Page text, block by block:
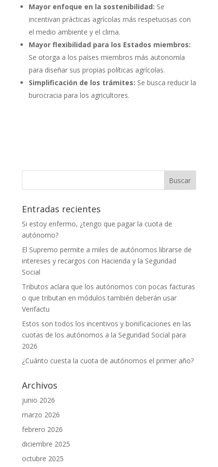
Mayor enfoque en la sostenibilidad: Se
incentivan prácticas agrícolas más respetuosas con
el medio ambiente y el clima.
Mayor flexibilidad para los Estados miembros:
Se otorga a los países miembros más autonomía
para diseñar sus propias políticas agrícolas.
Simplificación de los trámites: Se busca reducir la
burocracia para los agricultores.
Entradas recientes
Si estoy enfermo, ¿tengo que pagar la cuota de
autónomo?
El Supremo permite a miles de autónomos librarse de
intereses y recargos con Hacienda y la Seguridad
Social
Tributos aclara que los autónomos con pocas facturas
o que tributan en módulos también deberán usar
Verifactu
Estos son todos los incentivos y bonificaciones en las
cuotas de los autónomos a la Seguridad Social para
2026
¿Cuánto cuesta la cuota de autónomos el primer año?
Archivos
junio 2026
marzo 2026
febrero 2026
diciembre 2025
octubre 2025